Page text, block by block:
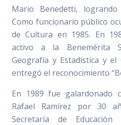
Mario Benedetti, logrando
Como funcionario público
de Cultura en 1985. En
activo a la Benemérita
Geografía y Estadística y
entregó el reconocimiento
En 1989 fue galardonado
Rafael Ramírez por 30
Secretaría de